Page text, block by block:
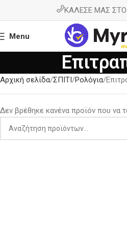
ΚΑΛΕΣΕ ΜΑΣ ΣΤΟ
Menu
Αρχική σελίδα ΣΠΙΤΙ Ρολόγια
Δεν βρέθηκε κανένα προϊόν που να